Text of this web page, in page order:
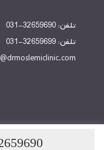
تلفن: 32659690-031
تلفن: 32659699-031